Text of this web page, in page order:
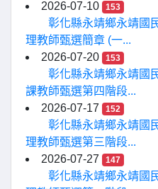
2026-07-10
153
彰化縣永靖鄉永靖國
理教師甄選簡章 (一...
2026-07-20
153
彰化縣永靖鄉永靖國
課教師甄選第四階段...
2026-07-17
152
彰化縣永靖鄉永靖國
理教師甄選第三階段...
2026-07-27
147
彰化縣永靖鄉永靖國